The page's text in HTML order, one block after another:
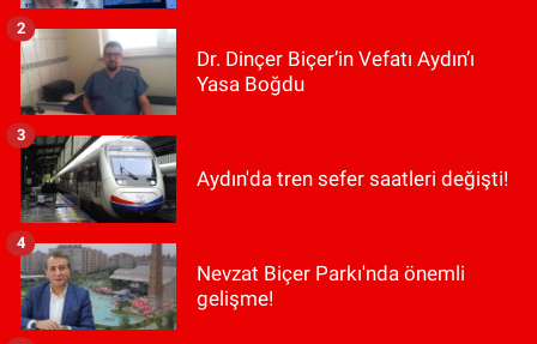
Dr. Dinçer Biçer’in Vefatı Aydın’ı
Yasa Boğdu
2
Aydın'da tren sefer saatleri değişti!
3
Nevzat Biçer Parkı'nda önemli
gelişme!
4